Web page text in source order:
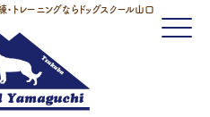
トレーニングならドッグスクール山口
Click